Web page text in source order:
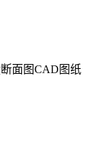
面图CAD图纸